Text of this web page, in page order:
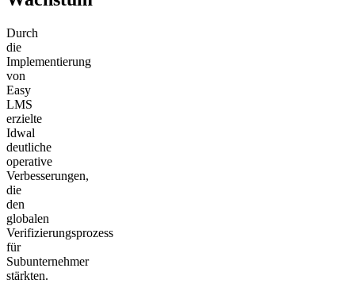
Durch
die
Implementierung
von
Easy
LMS
erzielte
Idwal
deutliche
operative
Verbesserungen,
die
den
globalen
Verifizierungsprozess
für
Subunternehmer
stärkten.